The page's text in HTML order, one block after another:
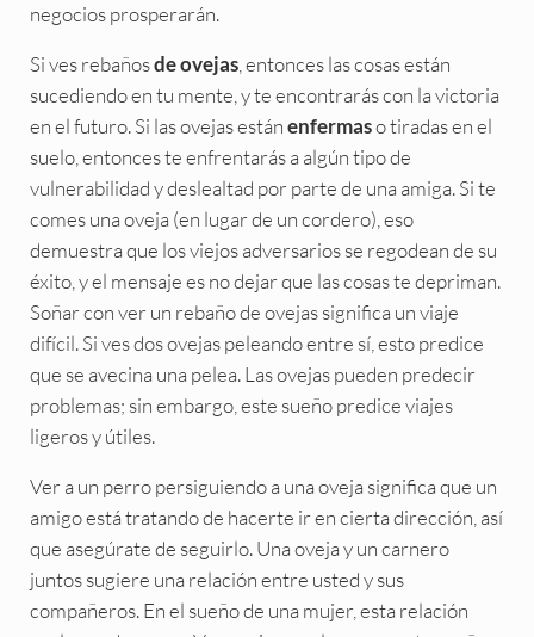
negocios prosperarán.
Si ves rebañosde ovejas, entonces las cosas están
sucediendo en tu mente, y te encontrarás con la victoria
en el futuro. Si las ovejas están enfermaso tiradas en el
suelo, entonces te enfrentarás a algún tipo de
vulnerabilidad y deslealtad por parte de una amiga. Si te
comes una oveja (en lugar de un cordero), eso
demuestra que los viejos adversarios se regodean de su
éxito, y el mensaje es no dejar que las cosas te depriman.
Soñar con ver un rebaño de ovejas significa un viaje
difícil. Si ves dos ovejas peleando entre sí, esto predice
que se avecina una pelea. Las ovejas pueden predecir
problemas; sin embargo, este sueño predice viajes
ligeros y útiles.
Ver a un perro persiguiendo a una oveja significa que un
amigo está tratando de hacerte ir en cierta dirección, así
que asegúrate de seguirlo. Una oveja y un carnero
juntos sugiere una relación entre usted y sus
compañeros. En el sueño de una mujer, esta relación